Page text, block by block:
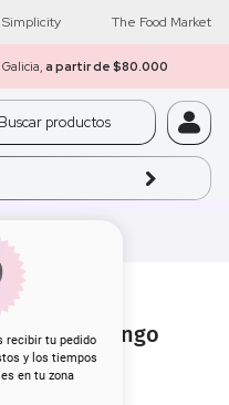
Simplicity The Food Market
a partir de $80.000
recibir tu pedido
y los tiempos
en tu zona
Sin Mango